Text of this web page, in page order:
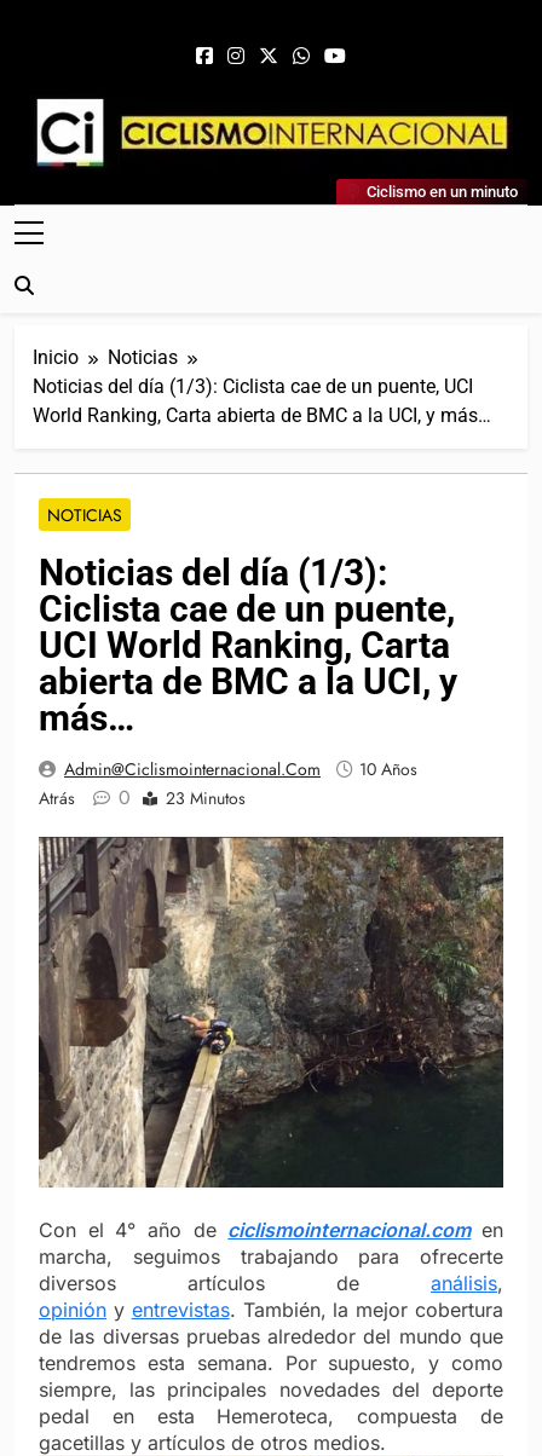
Ciclismo Internacional
Web Dedicada Al Ciclismo Mundial. Entrevistas, Análisis,
Crónicas, Previas Y Más. La Web Ciclista De Referencia.
Ciclismo en un minuto
Inicio
Noticias
Noticias del día (1/3): Ciclista cae de un puente, UCI
World Ranking, Carta abierta de BMC a la UCI, y más…
NOTICIAS
Noticias del día (1/3):
Ciclista cae de un puente,
UCI World Ranking, Carta
abierta de BMC a la UCI, y
más…
Admin@ciclismointernacional.com
10 Años
Atrás
0 23 Minutos
Con el 4° año de ciclismointernacional.com en
marcha, seguimos trabajando para ofrecerte
diversos artículos de análisis,
opinión y entrevistas. También, la mejor cobertura
de las diversas pruebas alrededor del mundo que
tendremos esta semana. Por supuesto, y como
siempre, las principales novedades del deporte
pedal en esta Hemeroteca, compuesta de
gacetillas y artículos de otros medios.